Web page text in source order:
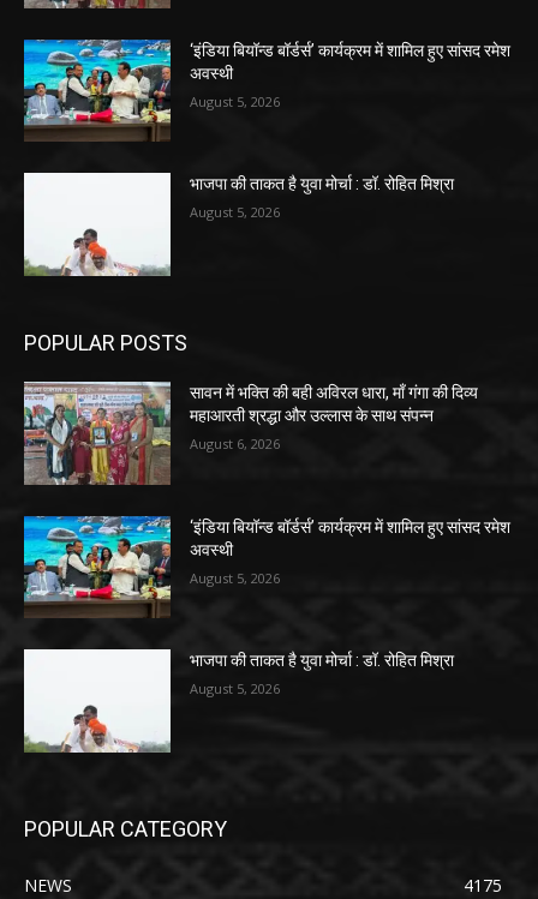
‘इंडिया बियॉन्ड बॉर्डर्स’ कार्यक्रम में शामिल हुए सांसद रमेश
अवस्थी
August 5, 2026
भाजपा की ताकत है युवा मोर्चा : डॉ. रोहित मिश्रा
August 5, 2026
POPULAR POSTS
सावन में भक्ति की बही अविरल धारा, माँ गंगा की दिव्य
महाआरती श्रद्धा और उल्लास के साथ संपन्न
August 6, 2026
‘इंडिया बियॉन्ड बॉर्डर्स’ कार्यक्रम में शामिल हुए सांसद रमेश
अवस्थी
August 5, 2026
भाजपा की ताकत है युवा मोर्चा : डॉ. रोहित मिश्रा
August 5, 2026
POPULAR CATEGORY
NEWS
4175